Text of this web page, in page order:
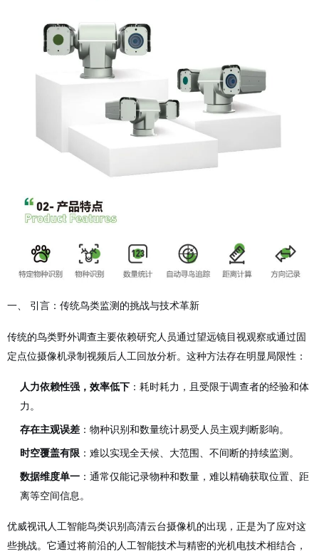
一、 引言：传统鸟类监测的挑战与技术革新
传统的鸟类野外调查主要依赖研究人员通过望远镜目视观察或通过固
定点位摄像机录制视频后人工回放分析。这种方法存在明显局限性：
人力依赖性强，效率低下 ：耗时耗力，且受限于调查者的经验和体
力。
存在主观误差 ：物种识别和数量统计易受人员主观判断影响。
时空覆盖有限 ：难以实现全天候、大范围、不间断的持续监测。
数据维度单一 ：通常仅能记录物种和数量，难以精确获取位置、距
离等空间信息。
优威视讯人工智能鸟类识别高清云台摄像机的出现，正是为了应对这
些挑战。它通过将前沿的人工智能技术与精密的光机电技术相结合，